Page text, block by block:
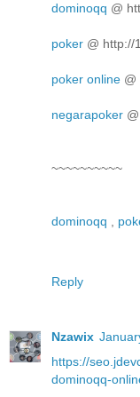
dominoqq @
poker @ http://
poker online
negarapoker
~~~~~~~~~~
dominoqq
Reply
Nzawix
https://
dominoqq-